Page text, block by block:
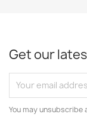
Get our
You may unsubscribe